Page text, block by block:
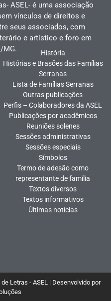
ASEL- é uma associação
vínculos de direitos e
seus associados, com
e artístico e foro em
MG.
História
Histórias e Brasões das Famílias
Serranas
Lista de Famílias Serranas
Outras publicações
Perfis – Colaboradores da ASEL
Publicações por acadêmicos
Reuniões solenes
Sessões administrativas
Sessões especiais
Símbolos
Termo de adesão como
representante de família
Textos diversos
Textos informativos
Últimas notícias
Letras - ASEL | Desenvolvido por